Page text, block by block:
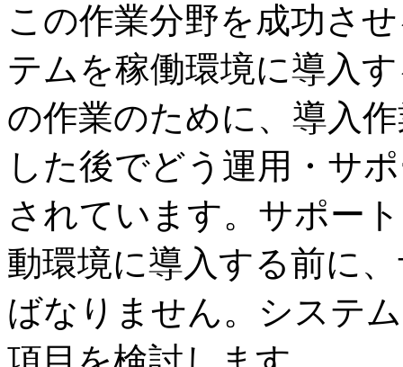
この作業分野を成功さ
テムを稼働環境に導入
の作業のために、導入
した後でどう運用・サ
されています。サポー
動環境に導入する前に
ばなりません。システ